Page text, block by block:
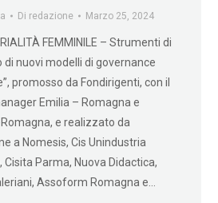
Di redazione Marzo 25, 2024
FEMMINILE – Strumenti di
di nuovi modelli di governance
promosso da Fondirigenti, con il
Emilia – Romagna e
e realizzato da
a Nomesis, Cis Unindustria
Cisita Parma, Nuova Didactica,
Assoform Romagna e…